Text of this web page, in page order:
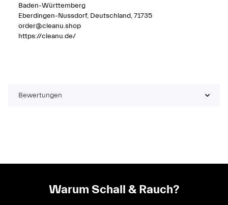
Baden-Württemberg
Eberdingen-Nussdorf, Deutschland, 71735
order@cleanu.shop
https://cleanu.de/
Bewertungen
Warum Schall & Rauch?